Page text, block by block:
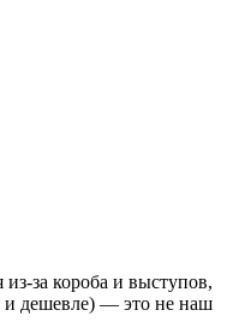
за короба и выступов,
и дешевле) — это не наш